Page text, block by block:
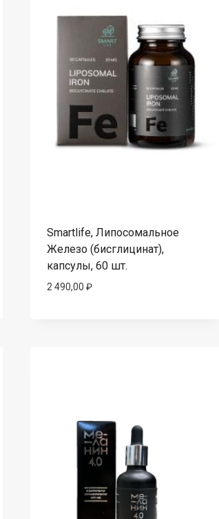
Smartlife, Липосомальное
Железо (бисглицинат),
капсулы, 60 шт.
2 490,00 ₽